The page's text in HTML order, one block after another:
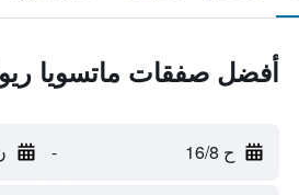
أفضل صفقات ماتسويا
ح 16/8 - ن